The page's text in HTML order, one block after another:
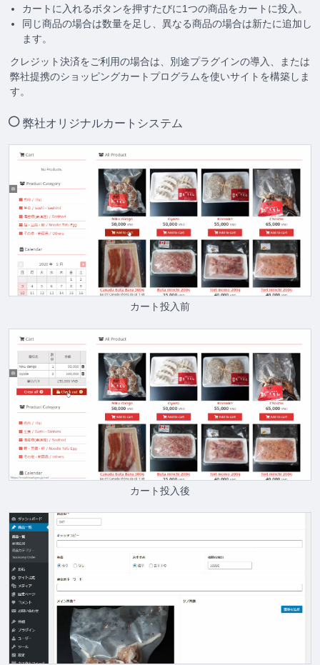
カートに入れるボタンを押すたびに1つの商品をカートに投入。
同じ商品の場合は数量を足し、異なる商品の場合は新たに追加し
ます。
クレジット決済をご利用の場合は、別途プラグインの導入、または
弊社提携のショッピングカートプログラムを使いサイトを構築しま
す。
弊社オリジナルカートシステム
カート投入前
カート投入後